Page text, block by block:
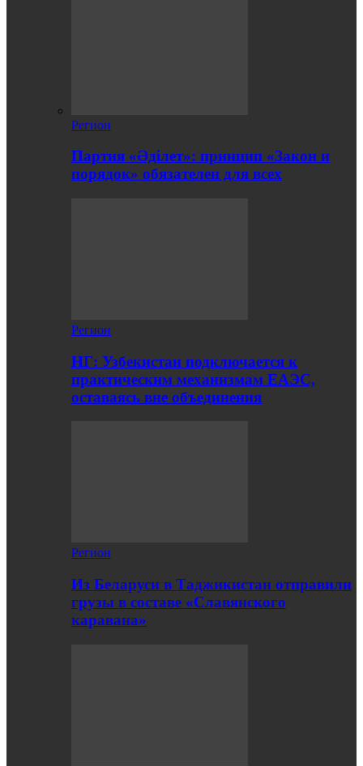
Регион
Партия «Әділет»: принцип «Закон и
порядок» обязателен для всех
Регион
НГ: Узбекистан подключается к
практическим механизмам ЕАЭС,
оставаясь вне объединения
Регион
Из Беларуси в Таджикистан отправили
грузы в составе «Славянского
каравана»